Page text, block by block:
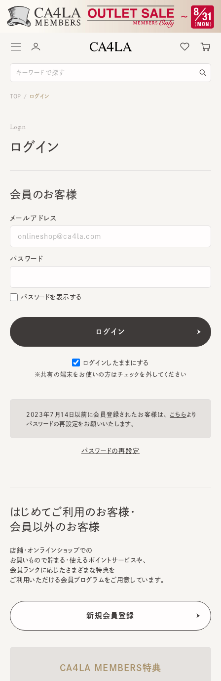
TOP / ログイン
Login
ログイン
会員のお客様
メールアドレス
パスワード
パスワードを表示する
ログインしたままにする
※共有の端末をお使いの方はチェックを外してください
2023年7月14日以前に会員登録されたお客様は、 こちらより
パスワードの再設定をお願いいたします。
パスワードの再設定
はじめてご利用のお客様・
会員以外のお客様
店舗・オンラインショップでの
お買いもので貯まる・使えるポイントサービスや、
会員ランクに応じたさまざまな特典を
ご利用いただける会員プログラムをご用意しています。
CA4LA MEMBERS特典